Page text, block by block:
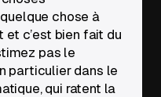
chose à
et c’est bien fait du
pas le
particulier dans le
qui ratent la